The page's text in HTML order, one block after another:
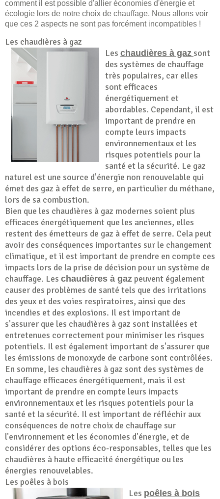
comment il est possible d'allier économies d'énergie et
écologie lors de notre choix de chauffage. Nous allons voir
que ces 2 aspects ne sont pas forcément incompatibles !
Les chaudières à gaz
Les chaudières à gaz sont
des systèmes de chauffage
très populaires, car elles
sont efficaces
énergétiquement et
abordables. Cependant, il est
important de prendre en
compte leurs impacts
environnementaux et les
risques potentiels pour la
santé et la sécurité. Le gaz
naturel est une source d'énergie non renouvelable qui
émet des gaz à effet de serre, en particulier du méthane,
lors de sa combustion.
Bien que les chaudières à gaz modernes soient plus
efficaces énergétiquement que les anciennes, elles
restent des émetteurs de gaz à effet de serre. Cela peut
avoir des conséquences importantes sur le changement
climatique, et il est important de prendre en compte ces
impacts lors de la prise de décision pour un système de
chauffage. Les chaudières à gaz peuvent également
causer des problèmes de santé tels que des irritations
des yeux et des voies respiratoires, ainsi que des
incendies et des explosions. Il est important de
s'assurer que les chaudières à gaz sont installées et
entretenues correctement pour minimiser les risques
potentiels. Il est également important de s'assurer que
les émissions de monoxyde de carbone sont contrôlées.
En somme, les chaudières à gaz sont des systèmes de
chauffage efficaces énergétiquement, mais il est
important de prendre en compte leurs impacts
environnementaux et les risques potentiels pour la
santé et la sécurité. Il est important de réfléchir aux
conséquences de notre choix de chauffage sur
l'environnement et les économies d'énergie, et de
considérer des options éco-responsables, telles que les
chaudières à haute efficacité énergétique ou les
énergies renouvelables.
Les poêles à bois
Les poêles à bois